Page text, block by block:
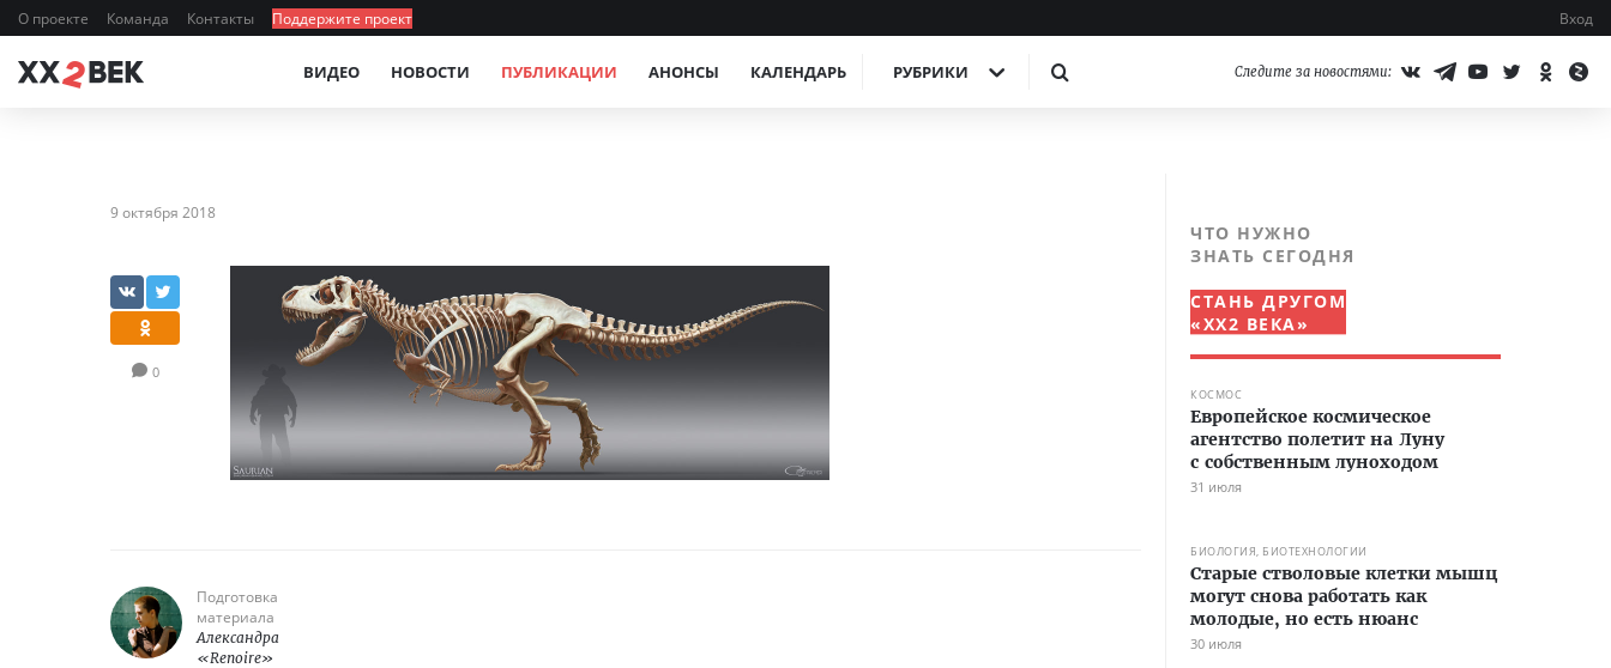
О проекте Команда Контакты Поддержите проект Вход
ВИДЕО НОВОСТИ ПУБЛИКАЦИИ АНОНСЫ КАЛЕНДАРЬ РУБРИКИ Следите за новостями:
9 октября 2018
0
Подготовка
материала
Александра
«Renoire»
ЧТО НУЖНО
ЗНАТЬ СЕГОДНЯ
СТАНЬ ДРУГОМ
«XX2 ВЕКА»
КОСМОС
Европейское космическое
агентство полетит на Луну
с собственным луноходом
31 июля
БИОЛОГИЯ, БИОТЕХНОЛОГИИ
Старые стволовые клетки мышц
могут снова работать как
молодые, но есть нюанс
30 июля